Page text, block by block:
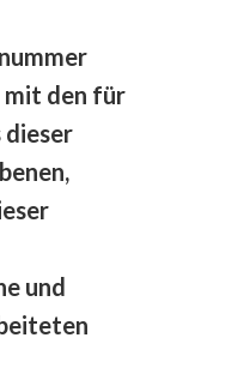
mit den für
dieser
und